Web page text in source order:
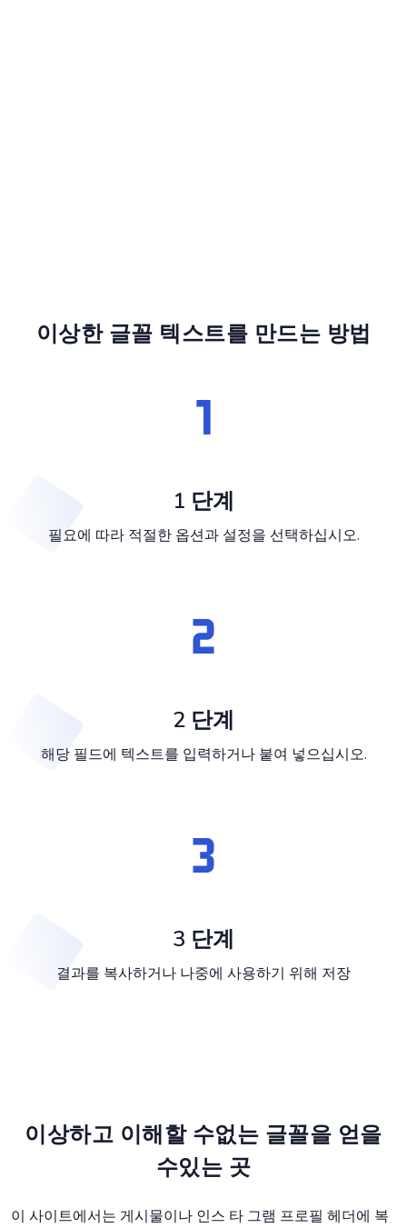
이상한 글꼴 텍스트를 만드는 방법
1 단계
필요에 따라 적절한 옵션과 설정을 선택하십시오.
2 단계
해당 필드에 텍스트를 입력하거나 붙여 넣으십시오.
3 단계
결과를 복사하거나 나중에 사용하기 위해 저장
이상하고 이해할 수없는 글꼴을 얻을
수있는 곳
이 사이트에서는 게시물이나 인스 타 그램 프로필 헤더에 복